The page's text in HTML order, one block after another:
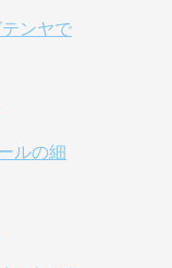
ンヤで
ルの細